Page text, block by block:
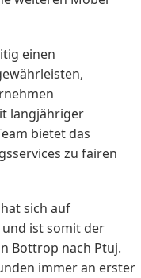
einen
langjähriger
bietet das
zu fairen
sich auf
ist somit der
Bottrop nach Ptuj.
immer an erster